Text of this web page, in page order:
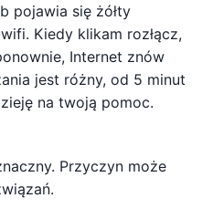
pojawia się żółty
Kiedy klikam rozłącz,
Internet znów
jest różny, od 5 minut
na twoją pomoc.
Przyczyn może